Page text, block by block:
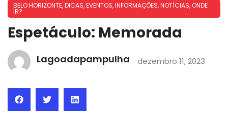
BELO HORIZONTE,DICAS,EVENTOS,INFORMAÇÕES,NOTÍCIAS, ONDE
IR?
Espetáculo: Memorada
Lagoadapampulha dezembro 11, 2023